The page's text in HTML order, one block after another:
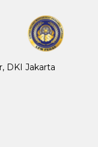
DKI Jakarta